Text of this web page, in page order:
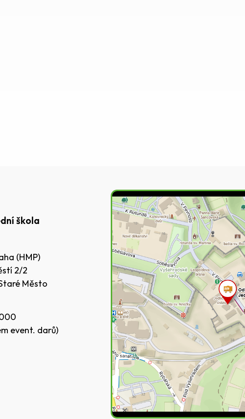
škola
(HMP)
2/2
Město
event. darů)